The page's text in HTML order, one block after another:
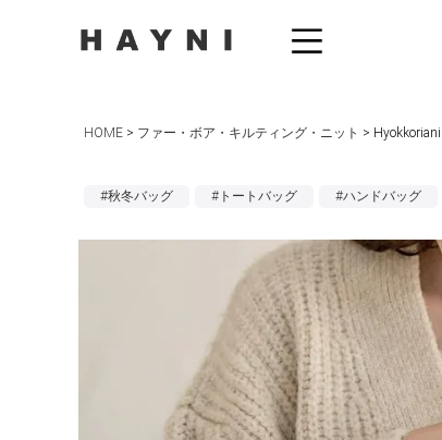
HOME ファー・ボア・キルティング・ニット
#秋冬バッグ #トートバッグ #ハンドバッグ